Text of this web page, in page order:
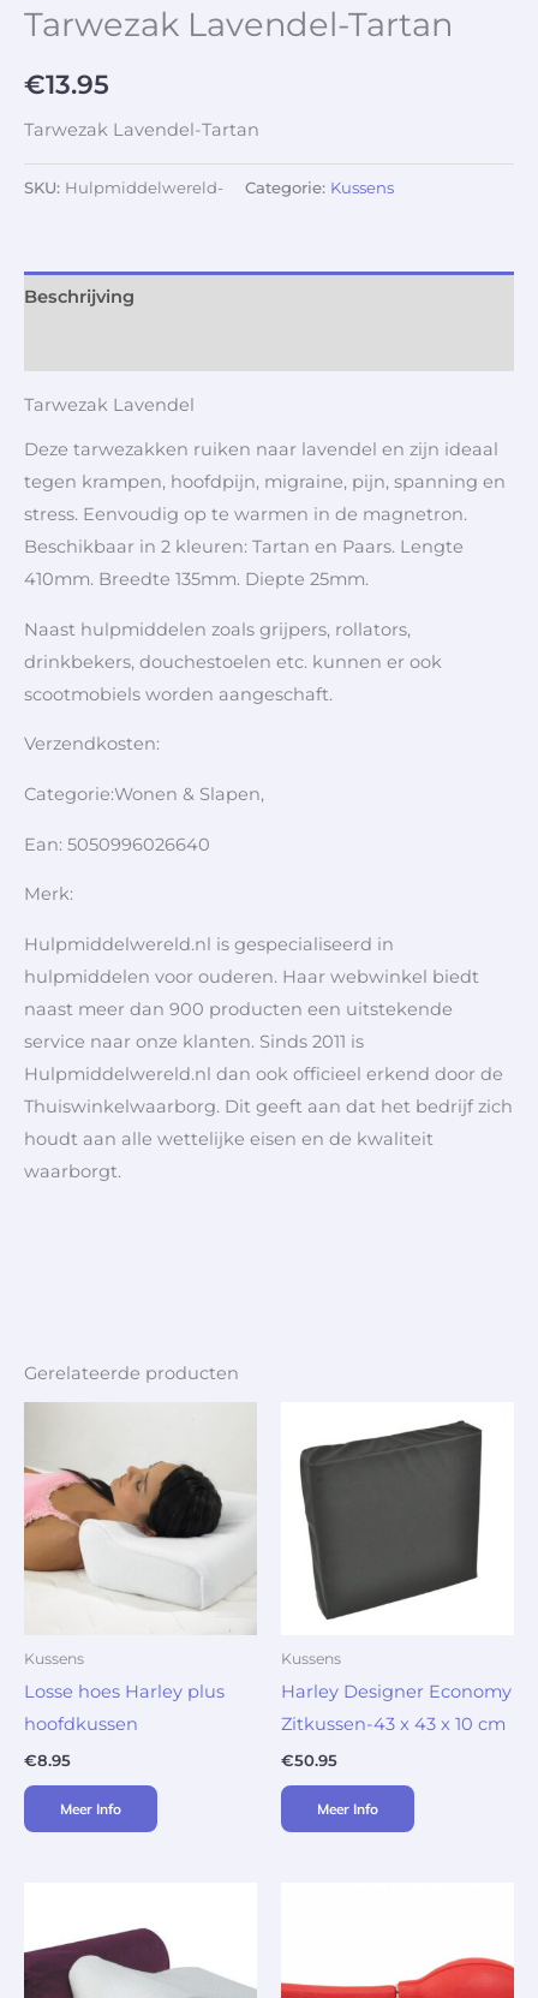
Tarwezak Lavendel-Tartan
€13.95
Tarwezak Lavendel-Tartan
SKU: Hulpmiddelwereld- Categorie: Kussens
Beschrijving
Tarwezak Lavendel
Deze tarwezakken ruiken naar lavendel en zijn ideaal
tegen krampen, hoofdpijn, migraine, pijn, spanning en
stress. Eenvoudig op te warmen in de magnetron.
Beschikbaar in 2 kleuren: Tartan en Paars. Lengte
410mm. Breedte 135mm. Diepte 25mm.
Naast hulpmiddelen zoals grijpers, rollators,
drinkbekers, douchestoelen etc. kunnen er ook
scootmobiels worden aangeschaft.
Verzendkosten:
Categorie:Wonen & Slapen,
Ean: 5050996026640
Merk:
Hulpmiddelwereld.nl is gespecialiseerd in
hulpmiddelen voor ouderen. Haar webwinkel biedt
naast meer dan 900 producten een uitstekende
service naar onze klanten. Sinds 2011 is
Hulpmiddelwereld.nl dan ook officieel erkend door de
Thuiswinkelwaarborg. Dit geeft aan dat het bedrijf zich
houdt aan alle wettelijke eisen en de kwaliteit
waarborgt.
Gerelateerde producten
Kussens
Losse hoes Harley plus
hoofdkussen
€8.95
Meer Info
Kussens
Harley Designer Economy
Zitkussen-43 x 43 x 10 cm
€50.95
Meer Info